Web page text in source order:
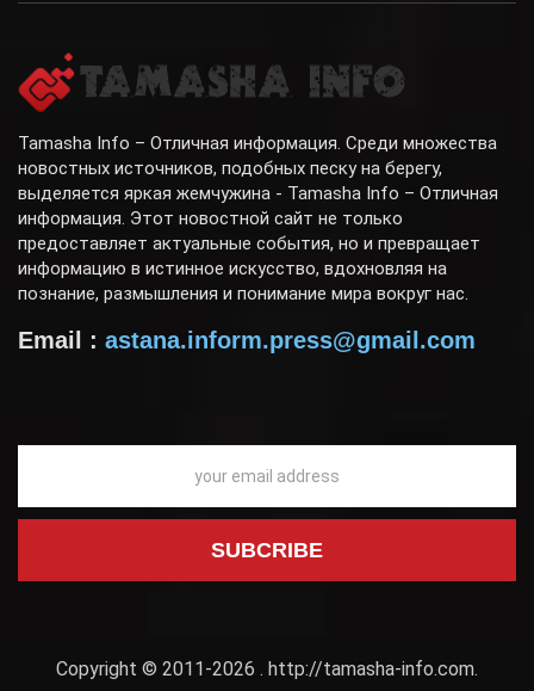
Tamasha Info – Отличная информация. Среди множества
новостных источников, подобных песку на берегу,
выделяется яркая жемчужина - Tamasha Info – Отличная
информация. Этот новостной сайт не только
предоставляет актуальные события, но и превращает
информацию в истинное искусство, вдохновляя на
познание, размышления и понимание мира вокруг нас.
Email : astana.inform.press@gmail.com
Copyright © 2011-2026 . http://tamasha-info.com.